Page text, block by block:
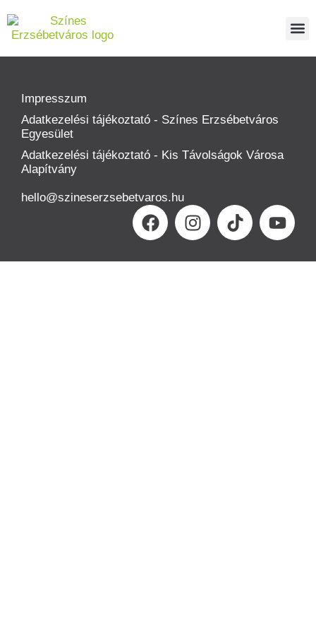
Impresszum
Adatkezelési tájékoztató - Színes Erzsébetváros
Egyesület
Adatkezelési tájékoztató - Kis Távolságok Városa
Alapítvány
hello@szineserzsebetvaros.hu